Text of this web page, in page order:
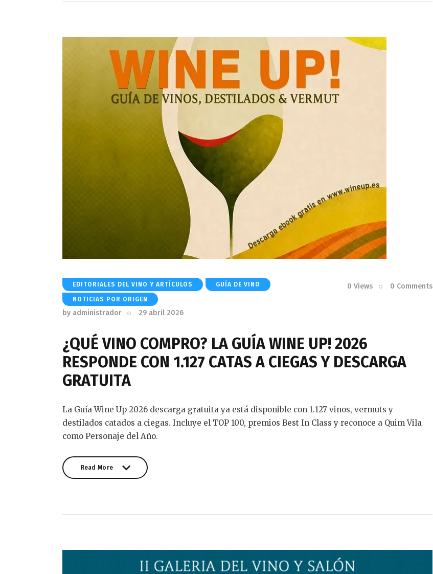
EDITORIALES DEL VINO Y ARTÍCULOS GUÍA DE VINO
NOTICIAS POR ORIGEN
by administrador 29 abril 2026
0 Views 0 Comments
¿QUÉ VINO COMPRO? LA GUÍA WINE UP! 2026
RESPONDE CON 1.127 CATAS A CIEGAS Y DESCARGA
GRATUITA
La Guía Wine Up 2026 descarga gratuita ya está disponible con 1.127 vinos, vermuts y
destilados catados a ciegas. Incluye el TOP 100, premios Best In Class y reconoce a Quim Vila
como Personaje del Año.
Read More